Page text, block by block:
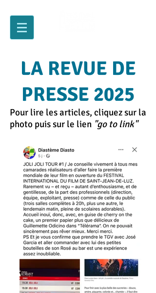
LA REVUE DE
PRESSE 2025
Pour lire les articles, cliquez sur la
photo puis sur le lien "go to link"